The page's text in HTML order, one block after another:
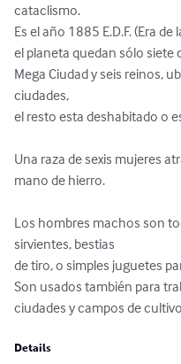
cataclismo.
Es el año 1885 E.D.F. (Era
el planeta quedan sólo
Mega Ciudad y seis reinos,
ciudades,
el resto esta deshabitado o
Una raza de sexis mujeres
mano de hierro.
Los hombres machos son
sirvientes, bestias
de tiro, o simples juguetes
Son usados también para
ciudades y campos de
Details